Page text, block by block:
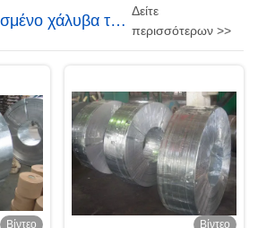
χάλυβα της
Δείτε
περισσότερων >>
Βίντεο
Βίντεο